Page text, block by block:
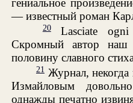
— известный роман
20Lasciate ogni
Скромный автор наш
половину славного
21Журнал,
Измайловым
однажды печатно